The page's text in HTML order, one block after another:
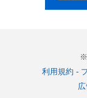
利用規約 -